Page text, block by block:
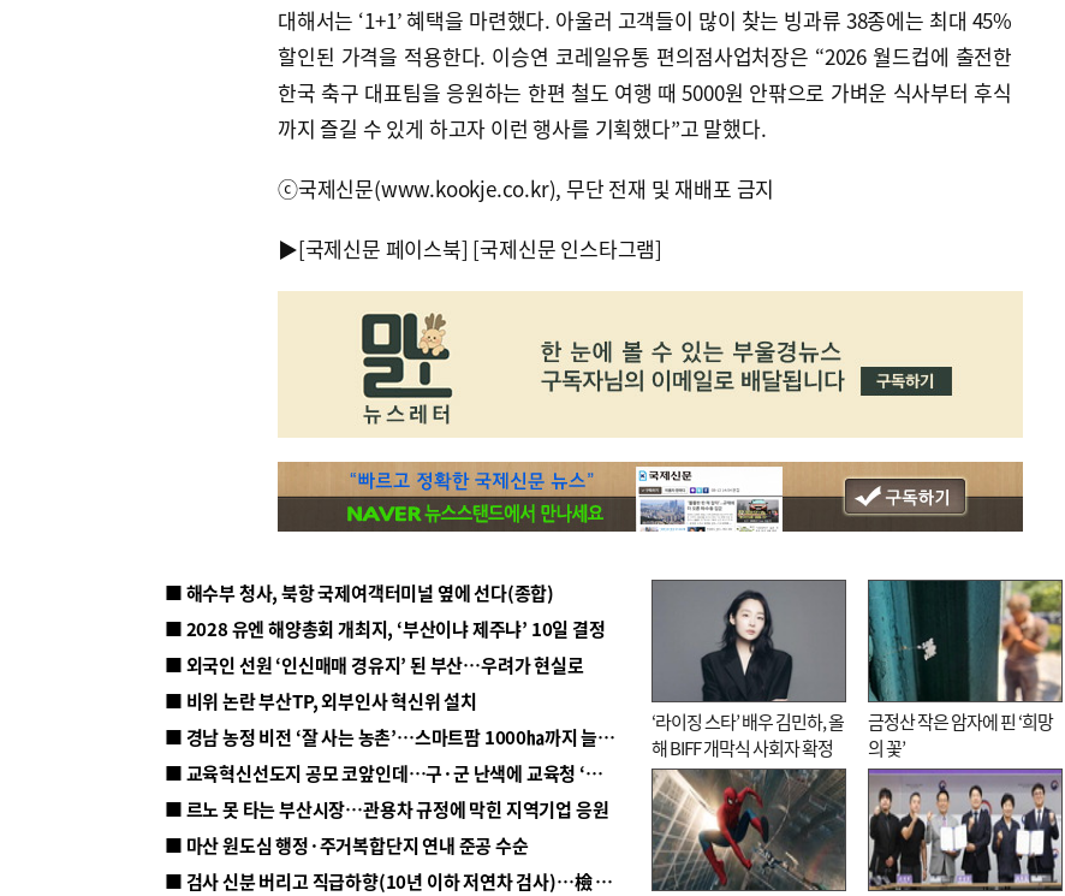
대해서는 ‘1+1’ 혜택을 마련했다. 아울러 고객들이 많이 찾는 빙과류 38종에는 최대 45%
할인된 가격을 적용한다. 이승연 코레일유통 편의점사업처장은 “2026 월드컵에 출전한
한국 축구 대표팀을 응원하는 한편 철도 여행 때 5000원 안팎으로 가벼운 식사부터 후식
까지 즐길 수 있게 하고자 이런 행사를 기획했다”고 말했다.
ⓒ국제신문(www.kookje.co.kr), 무단 전재 및 재배포 금지
▶[국제신문 페이스북] [국제신문 인스타그램]
■ 해수부 청사, 북항 국제여객터미널 옆에 선다(종합)
■ 2028 유엔 해양총회 개최지, ‘부산이냐 제주냐’ 10일 결정
■ 외국인 선원 ‘인신매매 경유지’ 된 부산…우려가 현실로
■ 비위 논란 부산TP, 외부인사 혁신위 설치
■ 경남 농정 비전 ‘잘 사는 농촌’…스마트팜 1000㏊까지 늘린다
■ 교육혁신선도지 공모 코앞인데…구·군 난색에 교육청 ‘쩔쩔’
■ 르노 못 타는 부산시장…관용차 규정에 막힌 지역기업 응원
■ 마산 원도심 행정·주거복합단지 연내 준공 수순
■ 검사 신분 버리고 직급하향(10년 이하 저연차 검사)…檢 중수청행 기피
‘라이징 스타’ 배우 김민하, 올
해 BIFF 개막식 사회자 확정
금정산 작은 암자에 핀 ‘희망
의 꽃’